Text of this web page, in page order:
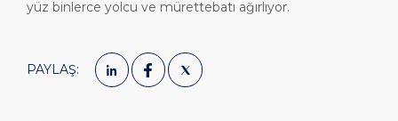
yüz binlerce yolcu ve mürettebatı ağırlıyor.
PAYLAŞ: